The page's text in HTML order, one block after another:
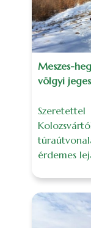
Meszes-
völgyi
érdemes